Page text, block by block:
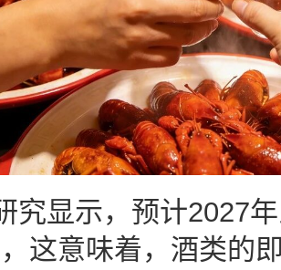
究显示，预计2027
这意味着，酒类的